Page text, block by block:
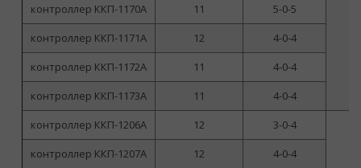
контроллер ККП-1170А
11
5-0-5
контроллер ККП-1171А
12
4-0-4
контроллер ККП-1172А
11
4-0-4
контроллер ККП-1173А
11
4-0-4
контроллер ККП-1206А
12 3-0-4
контроллер ККП-1207А 12 4-0-4